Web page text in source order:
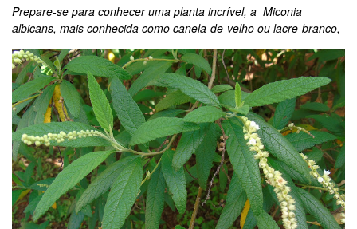
Prepare-se para conhecer uma planta incrível, a Miconia
albicans, mais conhecida como canela-de-velho ou lacre-branco,